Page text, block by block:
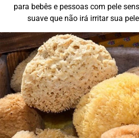
para bebês e pessoas com pele
suave que não irá irritar sua